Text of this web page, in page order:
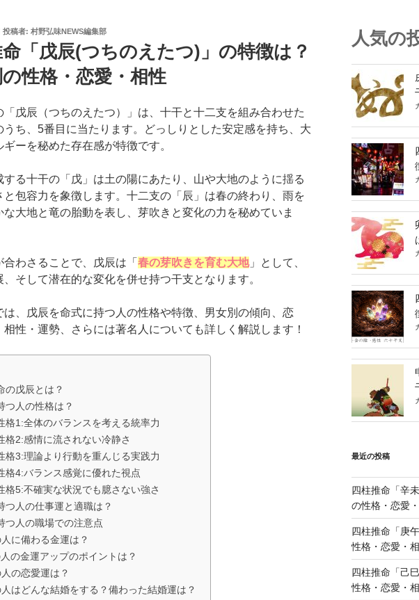
投稿者: 村野弘味NEWS編集部
命「戊辰(つちのえたつ)」の特徴は？
性格・恋愛・相性
「戊辰（つちのえたつ）」は、十干と十二支を組み合わせた
うち、5番目に当たります。どっしりとした安定感を持ち、大
ギーを秘めた存在感が特徴です。
する十干の「戊」は土の陽にあたり、山や大地のように揺る
と包容力を象徴します。十二支の「辰」は春の終わり、雨を
な大地と竜の胎動を表し、芽吹きと変化の力を秘めていま
合わさることで、戊辰は「 春の芽吹きを育む大地」として、
、そして潜在的な変化を併せ持つ干支となります。
は、戊辰を命式に持つ人の性格や特徴、男女別の傾向、恋
相性・運勢、さらには著名人についても詳しく解説します！
の戊辰とは？
つ人の性格は？
格1:全体のバランスを考える統率力
格2:感情に流されない冷静さ
格3:理論より行動を重んじる実践力
格4:バランス感覚に優れた視点
格5:不確実な状況でも臆さない強さ
つ人の仕事運と適職は？
つ人の職場での注意点
に備わる金運は？
の金運アップのポイントは？
の恋愛運は？
はどんな結婚をする？備わった結婚運は？
人気の
最近の投稿
四柱推命「辛
の性格・恋愛
四柱推命「庚
性格・恋愛・
四柱推命「己
性格・恋愛・